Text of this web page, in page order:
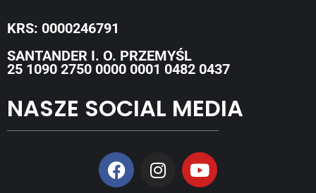
KRS: 0000246791
SANTANDER I. O. PRZEMYŚL
25 1090 2750 0000 0001 0482 0437
NASZE SOCIAL MEDIA